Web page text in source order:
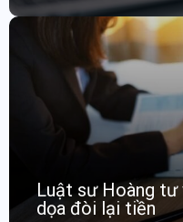
Luật sư Hoàng
dọa đòi lại tiền